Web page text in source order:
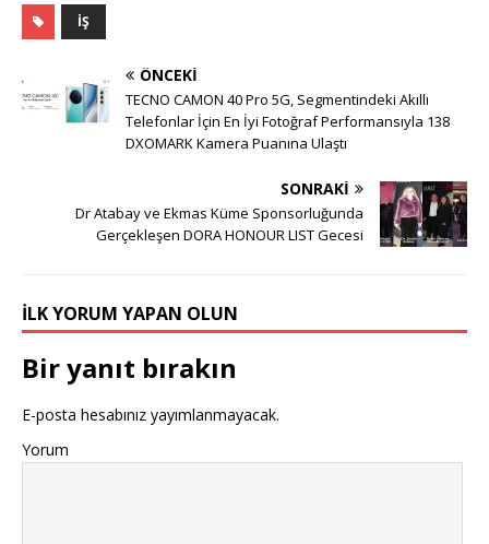
İŞ
ÖNCEKI
TECNO CAMON 40 Pro 5G, Segmentindeki Akıllı
Telefonlar İçin En İyi Fotoğraf Performansıyla 138
DXOMARK Kamera Puanına Ulaştı
SONRAKI
Dr Atabay ve Ekmas Küme Sponsorluğunda
Gerçekleşen DORA HONOUR LIST Gecesi
İLK YORUM YAPAN OLUN
Bir yanıt bırakın
E-posta hesabınız yayımlanmayacak.
Yorum